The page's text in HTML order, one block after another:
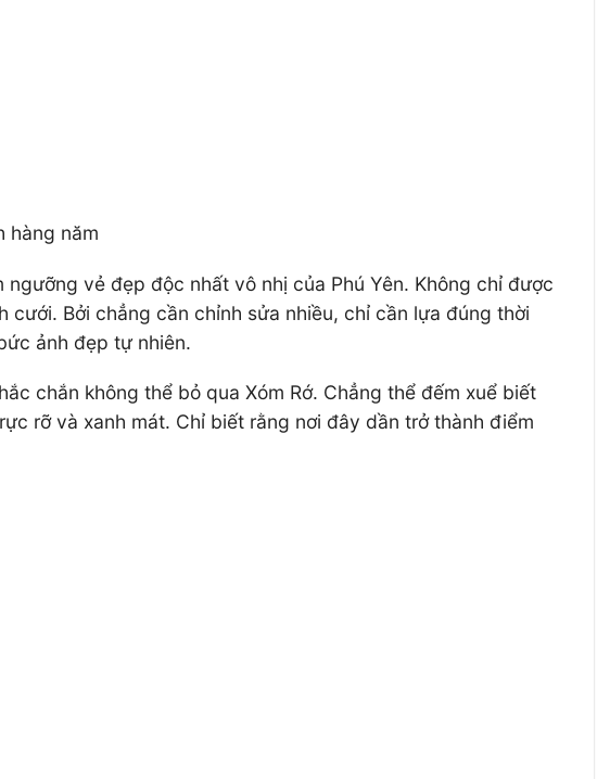
hàng năm
vẻ đẹp độc nhất vô nhị của Phú Yên. Không chỉ được
Bởi chẳng cần chỉnh sửa nhiều, chỉ cần lựa đúng thời
ảnh đẹp tự nhiên.
chắn không thể bỏ qua Xóm Rớ. Chẳng thể đếm xuể biết
rỡ và xanh mát. Chỉ biết rằng nơi đây dần trở thành điểm